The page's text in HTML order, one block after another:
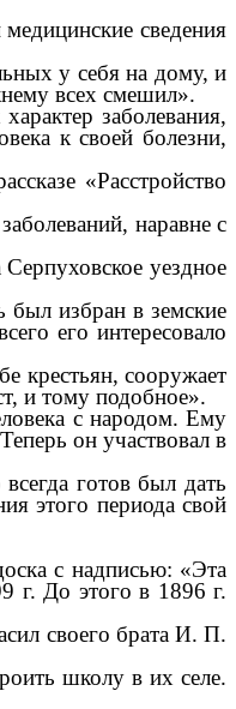
сведения
у себя на дому, и
всех смешил».
заболевания,
к своей болезни,
«Расстройство
наравне с
уездное
был избран в земские
его интересовало
крестьян, сооружает
и тому подобное».
с народом. Ему
он участвовал в
готов был дать
этого периода свой
с надписью: «Эта
г. До этого в 1896 г.
своего брата И. П.
школу в их селе.